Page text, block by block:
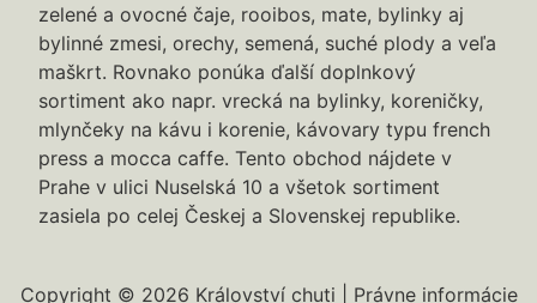
zelené a ovocné čaje, rooibos, mate, bylinky aj
bylinné zmesi, orechy, semená, suché plody a veľa
maškrt. Rovnako ponúka ďalší doplnkový
sortiment ako napr. vrecká na bylinky, koreničky,
mlynčeky na kávu i korenie, kávovary typu french
press a mocca caffe. Tento obchod nájdete v
Prahe v ulici Nuselská 10 a všetok sortiment
zasiela po celej Českej a Slovenskej republike.
Copyright © 2026 Království chuti | Právne informácie